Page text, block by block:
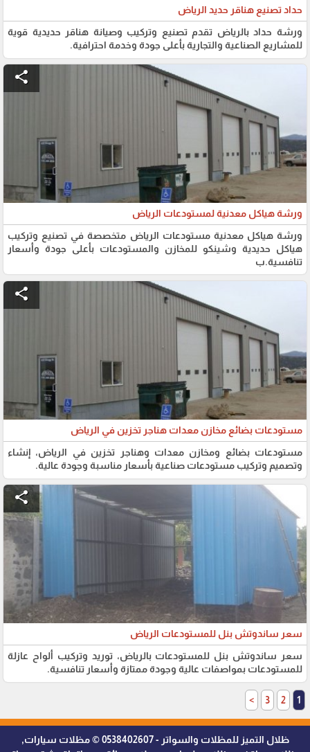
حداد تصنيع هناقر حديد الرياض
ورشة حداد بالرياض تقدم تصنيع وتركيب وصيانة هناقر حديدية قوية
للمشاريع الصناعية والتجارية بأعلى جودة وخدمة احترافية.
share
ورشة هياكل معدنية لمستودعات الرياض
ورشة هياكل معدنية مستودعات الرياض متخصصة في تصنيع وتركيب
هياكل حديدية وشينكو للمخازن والمستودعات بأعلى جودة وأسعار
تنافسية.ب
share
مستودعات بضائع مخازن معدات هناجر تخزين في الرياض
مستودعات بضائع ومخازن معدات وهناجر تخزين في الرياض، إنشاء
وتصميم وتركيب مستودعات صناعية بأسعار مناسبة وجودة عالية.
share
سعر ساندوتش بنل للمستودعات الرياض
سعر ساندوتش بنل للمستودعات بالرياض، توريد وتركيب ألواح عازلة
للمستودعات بمواصفات عالية وجودة ممتازة وأسعار تنافسية.
1
2
3
>
ظلال التميز للمظلات والسواتر - 0538402607 © مظلات سيارات,